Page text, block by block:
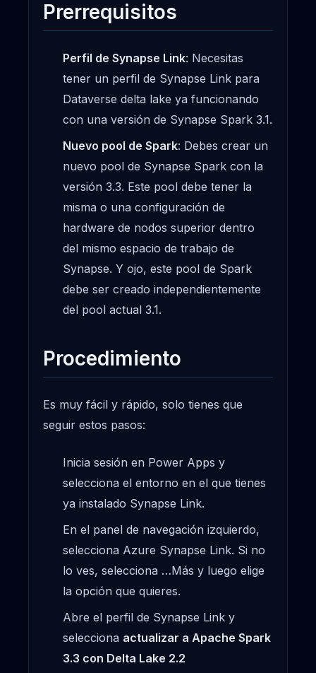
Prerrequisitos
Perfil de Synapse Link: Necesitas
tener un perfil de Synapse Link para
Dataverse delta lake ya funcionando
con una versión de Synapse Spark 3.1.
Nuevo pool de Spark: Debes crear un
nuevo pool de Synapse Spark con la
versión 3.3. Este pool debe tener la
misma o una configuración de
hardware de nodos superior dentro
del mismo espacio de trabajo de
Synapse. Y ojo, este pool de Spark
debe ser creado independientemente
del pool actual 3.1.
Procedimiento
Es muy fácil y rápido, solo tienes que
seguir estos pasos:
Inicia sesión en Power Apps y
selecciona el entorno en el que tienes
ya instalado Synapse Link.
En el panel de navegación izquierdo,
selecciona Azure Synapse Link. Si no
lo ves, selecciona …Más y luego elige
la opción que quieres.
Abre el perfil de Synapse Link y
selecciona actualizar a Apache Spark
3.3 con Delta Lake 2.2